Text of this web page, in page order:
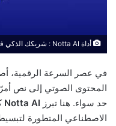
أداة Notta AI : شريكك الذكي في تحويل الصوت إلى نص
في عصر السرعة الرقمية،
المحتوى الصوتي إلى نص
حد سواء. هنا تبرز Notta AI
الاصطناعي المتطورة